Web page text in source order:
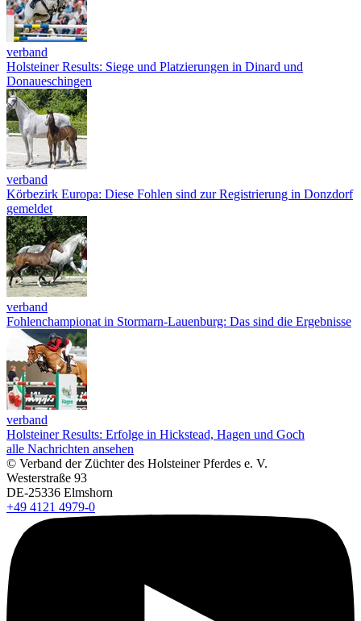
verband
Holsteiner Results: Siege und Platzierungen in Dinard und
Donaueschingen
verband
Körbezirk Europa: Diese Fohlen sind zur Registrierung in Donzdorf
gemeldet
verband
Fohlenchampionat in Stormarn-Lauenburg: Das sind die Ergebnisse
verband
Holsteiner Results: Erfolge in Hickstead, Hagen und Goch
alle Nachrichten ansehen
© Verband der Züchter des Holsteiner Pferdes e. V.
Westerstraße 93
DE-25336 Elmshorn
+49 4121 4979-0